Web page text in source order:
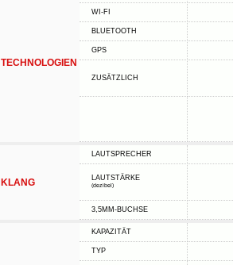
TECHNOLOGIEN
WI-FI
BLUETOOTH
GPS
ZUSÄTZLICH
KLANG
LAUTSPRECHER
LAUTSTÄRKE
(dezibel)
3,5MM-BUCHSE
KAPAZITÄT
TYP